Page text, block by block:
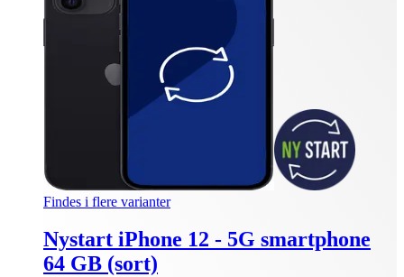
Findes i flere varianter
Nystart iPhone 12 - 5G smartphone
64 GB (sort)